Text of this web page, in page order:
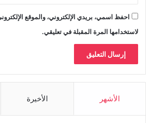
احفظ اسمي، بريدي الإلكتروني، والموقع
لاستخدامها المرة المقبلة في تعليقي.
الأشهر الأخيرة